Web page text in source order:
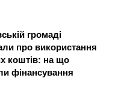
громаді
про використання
коштів: на що
фінансування